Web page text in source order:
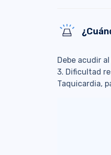
Debe acudir
3. Dificultad
Taquicardia,